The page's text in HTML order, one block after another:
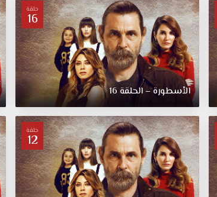
حلقة
16
الأسطورة – الحلقة 16
حلقة
12